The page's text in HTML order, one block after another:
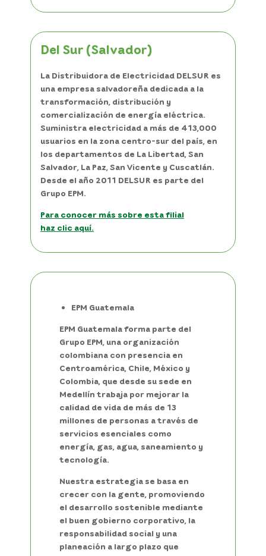
Del Sur (Salvador)
La Distribuidora de Electricidad DELSUR es
una empresa salvadoreña dedicada a la
transformación, distribución y
comercialización de energía eléctrica.
Suministra electricidad a más de 413,000
usuarios en la zona centro-sur del país, en
los departamentos de La Libertad, San
Salvador, La Paz, San Vicente y Cuscatlán.
Desde el año 2011 DELSUR es parte del
Grupo EPM.
Para conocer más sobre esta filial
haz clic aquí.
EPM Guatemala
EPM Guatemala forma parte del
Grupo EPM, una organización
colombiana con presencia en
Centroamérica, Chile, México y
Colombia, que desde su sede en
Medellín trabaja por mejorar la
calidad de vida de más de 13
millones de personas a través de
servicios esenciales como
energía, gas, agua, saneamiento y
tecnología.
Nuestra estrategia se basa en
crecer con la gente, promoviendo
el desarrollo sostenible mediante
el buen gobierno corporativo, la
responsabilidad social y una
planeación a largo plazo que